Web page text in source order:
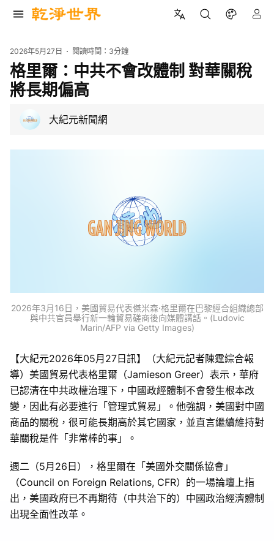
2026年5月27日 閱讀時間： 3分鐘
格里爾：中共不會改體制 對華關稅
將長期偏高
大紀元新聞網
2026年3月16日，美國貿易代表傑米森·格里爾在巴黎經合組織總部
與中共官員舉行新一輪貿易磋商後向媒體講話。(Ludovic
Marin/AFP via Getty Images)
【大紀元2026年05月27日訊】（大紀元記者陳霆綜合報
導）美國貿易代表格里爾（Jamieson Greer）表示，華府
已認清在中共政權治理下，中國政經體制不會發生根本改
變，因此有必要進行「管理式貿易」。他強調，美國對中國
商品的關稅，很可能長期高於其它國家，並直言繼續維持對
華關稅是件「非常棒的事」。
週二（5月26日），格里爾在「美國外交關係協會」
（Council on Foreign Relations, CFR）的一場論壇上指
出，美國政府已不再期待（中共治下的）中國政治經濟體制
出現全面性改革。